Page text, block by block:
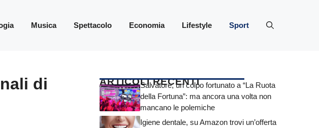
Musica Spettacolo Economia Lifestyle Sport
di
ARTICOLI RECENTI
Salvatore, un colpo fortunato a “La Ruota
della Fortuna”: ma ancora una volta non
mancano le polemiche
Igiene dentale, su Amazon trovi un’offerta